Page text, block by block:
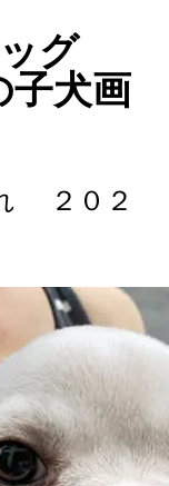
ッグ
犬画
２０２